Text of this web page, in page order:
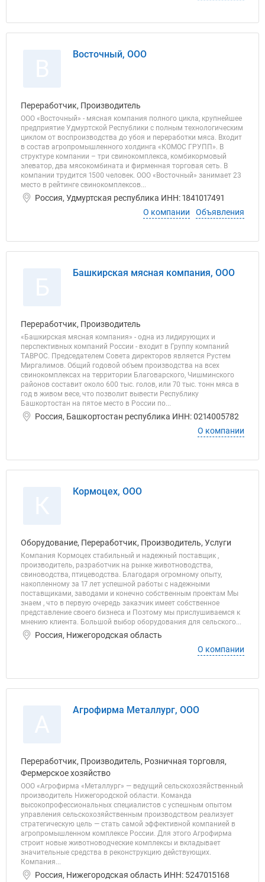
Восточный, ООО
Переработчик, Производитель
ООО «Восточный» - мясная компания полного цикла, крупнейшее
предприятие Удмуртской Республики с полным технологическим
циклом от воспроизводства до убоя и переработки мяса. Входит
в состав агропромышленного холдинга «КОМОС ГРУПП». В
структуре компании – три свинокомплекса, комбикормовый
элеватор, два мясокомбината и фирменная торговая сеть. В
компании трудится 1500 человек. ООО «Восточный» занимает 23
место в рейтинге свинокомплексов...
Россия, Удмуртская республика ИНН: 1841017491
О компании
Объявления
Башкирская мясная компания, ООО
Переработчик, Производитель
«Башкирская мясная компания» - одна из лидирующих и
перспективных компаний России - входит в Группу компаний
ТАВРОС. Председателем Совета директоров является Рустем
Миргалимов. Общий годовой объем производства на всех
свинокомплексах на территории Благоварского, Чишминского
районов составит около 600 тыс. голов, или 70 тыс. тонн мяса в
год в живом весе, что позволит вывести Республику
Башкортостан на пятое место в России по...
Россия, Башкортостан республика ИНН: 0214005782
О компании
Кормоцех, ООО
Оборудование, Переработчик, Производитель, Услуги
Компания Кормоцех стабильный и надежный поставщик ,
производитель, разработчик на рынке животноводства,
свиноводства, птицеводства. Благодаря огромному опыту,
накопленному за 17 лет успешной работы с надежными
поставщиками, заводами и конечно собственным проектам Мы
знаем , что в первую очередь заказчик имеет собственное
представление своего бизнеса и Поэтому мы прислушиваемся к
мнению клиента. Большой выбор оборудования для сельского...
Россия, Нижегородская область
О компании
Агрофирма Металлург, ООО
Переработчик, Производитель, Розничная торговля,
Фермерское хозяйство
ООО «Агрофирма «Металлург» — ведущий сельскохозяйственный
производитель Нижегородской области. Команда
высокопрофессиональных специалистов с успешным опытом
управления сельскохозяйственным производством реализует
стратегическую цель — стать самой эффективной компанией в
агропромышленном комплексе России. Для этого Агрофирма
строит новые животноводческие комплексы и вкладывает
значительные средства в реконструкцию действующих.
Компания...
Россия, Нижегородская область ИНН: 5247015168